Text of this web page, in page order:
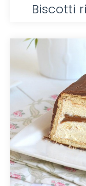
Biscotti